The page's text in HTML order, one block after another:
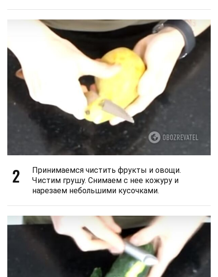
2
Принимаемся чистить фрукты и овощи.
Чистим грушу. Снимаем с нее кожуру и
нарезаем небольшими кусочками.